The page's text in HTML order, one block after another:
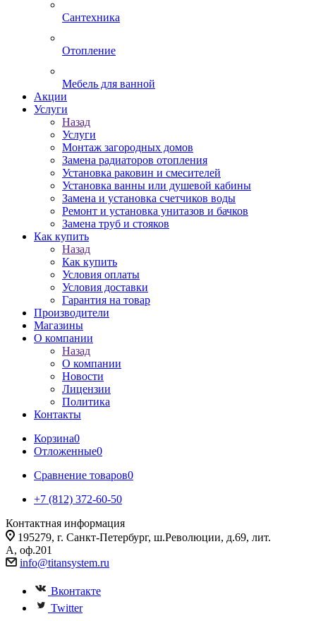
Сантехника
Отопление
Мебель для ванной
Акции
Услуги
Назад
Услуги
Монтаж загородных домов
Замена радиаторов отопления
Установка раковин и смесителей
Установка ванны или душевой кабины
Замена и установка счетчиков воды
Ремонт и установка унитазов и бачков
Замена труб и стояков
Как купить
Назад
Как купить
Условия оплаты
Условия доставки
Гарантия на товар
Производители
Магазины
О компании
Назад
О компании
Новости
Лицензии
Политика
Контакты
Корзина0
Отложенные0
Сравнение товаров0
+7 (812) 372-60-50
Контактная информация
195279, г. Санкт-Петербург, ш.Революции, д.69, лит.
А, оф.201
info@titansystem.ru
Вконтакте
Twitter